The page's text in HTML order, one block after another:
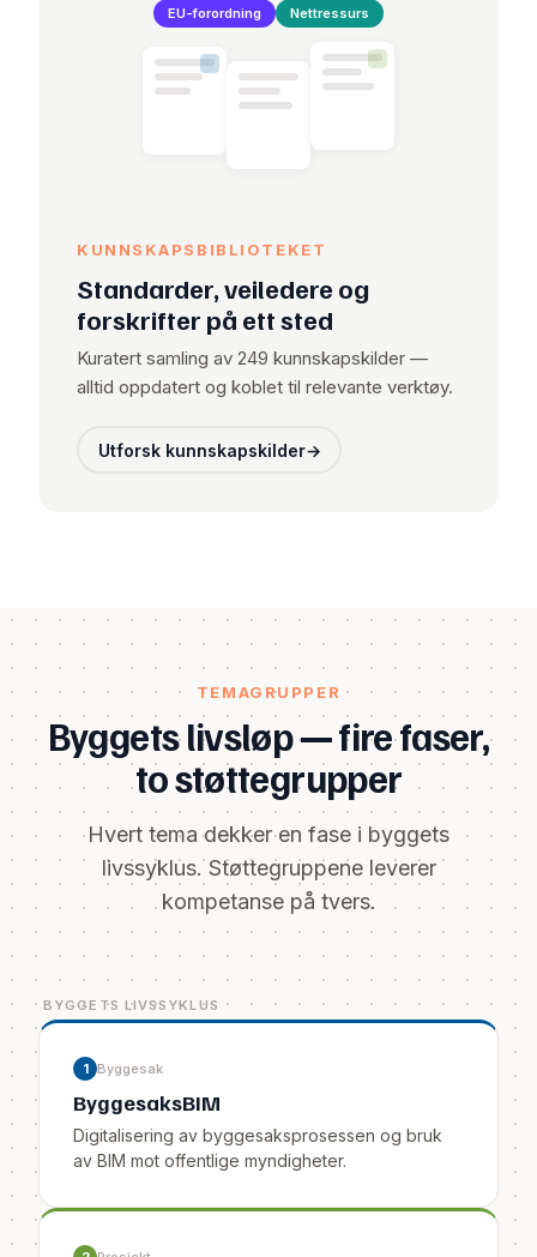
EU-forordning
Nettressurs
KUNNSKAPSBIBLIOTEKET
Standarder, veiledere og
forskrifter på ett sted
Kuratert samling av 249 kunnskapskilder —
alltid oppdatert og koblet til relevante verktøy.
Utforsk kunnskapskilder→
TEMAGRUPPER
Byggets livsløp — fire faser,
to støttegrupper
Hvert tema dekker en fase i byggets
livssyklus. Støttegruppene leverer
kompetanse på tvers.
BYGGETS LIVSSYKLUS
1 Byggesak
ByggesaksBIM
Digitalisering av byggesaksprosessen og bruk
av BIM mot offentlige myndigheter.